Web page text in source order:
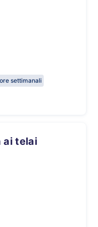
settimanali
ai telai